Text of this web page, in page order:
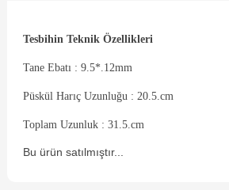
Tesbihin Teknik Özellikleri
Tane Ebatı : 9.5*.12mm
Püskül Harıç Uzunluğu : 20.5.cm
Toplam Uzunluk : 31.5.cm
Bu ürün satılmıştır...